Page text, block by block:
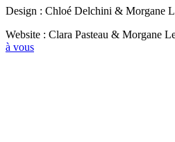
Design : Chloé Delchini & Morgane
Website : Clara Pasteau & Morgane
à vous